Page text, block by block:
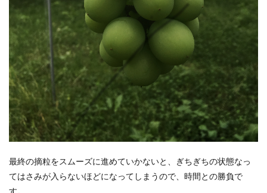
最終の摘粒をスムーズに進めていかないと、ぎちぎちの状態なっ
てはさみが入らないほどになってしまうので、時間との勝負で